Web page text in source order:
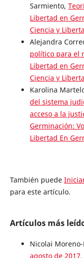
Sarmiento,
Libertad en
Ciencia y
Alejandra
político para el
Libertad en
Ciencia y
Karolina
del sistema
acceso a la
Germinación:
Libertad En
También puede
para este artículo.
Artículos más
Nicolai Moreno-
agosto de